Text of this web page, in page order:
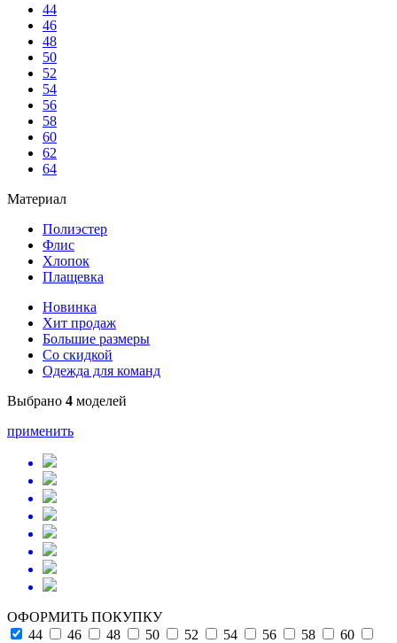
44
46
48
50
52
54
56
58
60
62
64
Материал
Полиэстер
Флис
Хлопок
Плащевка
Новинка
Хит продаж
Большие размеры
Со скидкой
Одежда для команд
Выбрано 4 моделей
применить
ОФОРМИТЬ ПОКУПКУ
44
46 48 50 52 54 56 58
60